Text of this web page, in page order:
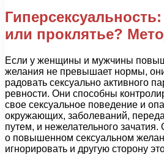
или проклятье?
Если у женщины и мужчины
желания не превышает нормы, они
радовать сексуально активного
ревности. Они способны
свое сексуальное поведение и
окружающих, заболеваний,
путем, и нежелательного зачатия.
о повышенном сексуальном
игнорировать и другую сторону